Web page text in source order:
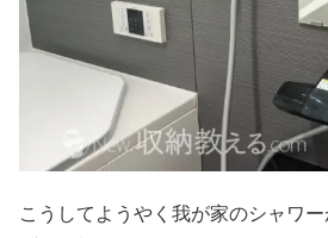
こうしてようやく我が家のシャワ